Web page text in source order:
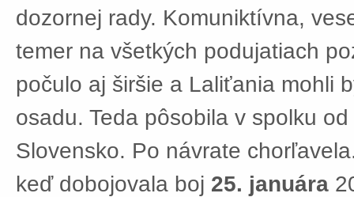
dozornej rady. Komuniktívna,
temer na všetkých podujatiach
počulo aj širšie a Laliťania mohli
osadu. Teda pôsobila v spolku
Slovensko. Po návrate
keď dobojovala boj 25. januára